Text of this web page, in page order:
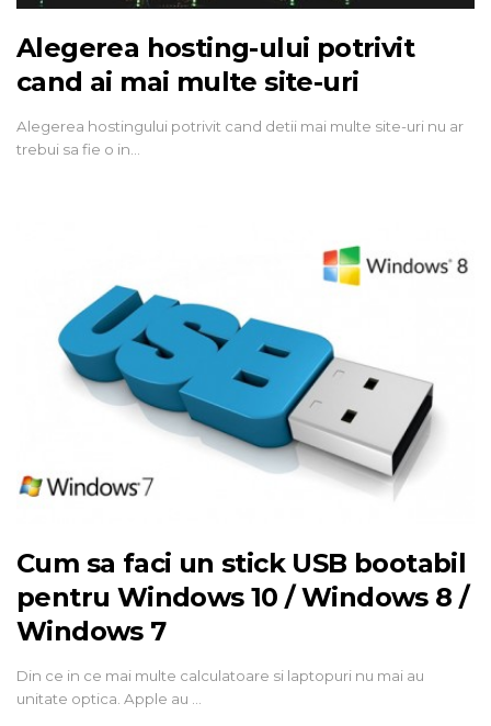
Alegerea hosting-ului potrivit
cand ai mai multe site-uri
Alegerea hostingului potrivit cand detii mai multe site-uri nu ar
trebui sa fie o in…
Cum sa faci un stick USB bootabil
pentru Windows 10 / Windows 8 /
Windows 7
Din ce in ce mai multe calculatoare si laptopuri nu mai au
unitate optica. Apple au …